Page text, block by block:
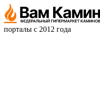
порталы с 2012 года